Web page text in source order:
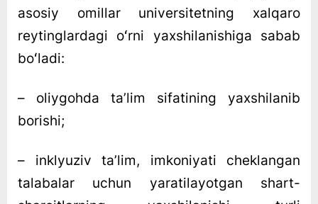
asosiy omillar universitetning xalqaro
reytinglardagi oʻrni yaxshilanishiga sabab
boʻladi:
– oliygohda taʼlim sifatining yaxshilanib
borishi;
– inklyuziv taʼlim, imkoniyati cheklangan
talabalar uchun yaratilayotgan shart-